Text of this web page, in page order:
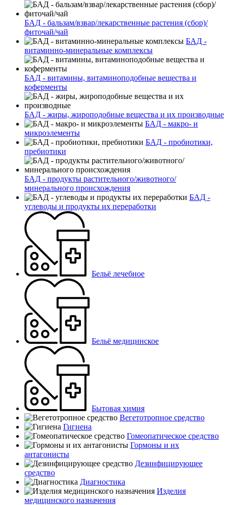
БАД - бальзам/взвар/лекарственные растения (сбор)/
фиточай/чай
БАД -
витаминно-минеральные комплексы
БАД - витамины, витаминоподобные вещества и
коферменты
БАД - жиры, жироподобные вещества и их производные
БАД - макро- и
микроэлементы
БАД - пробиотики,
пребиотики
БАД - продукты растительного/животного/
минерального происхождения
БАД -
углеводы и продукты их переработки
Бельё лечебное
Бельё медицинское
Бытовая химия
Вегетотропное средство
Гигиена
Гомеопатическое средство
Гормоны и их
антагонисты
Дезинфицирующее
средство
Диагностика
Изделия
медицинского назначения